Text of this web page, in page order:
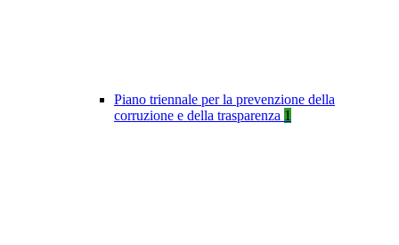
Piano triennale per la prevenzione della
corruzione e della trasparenza 1